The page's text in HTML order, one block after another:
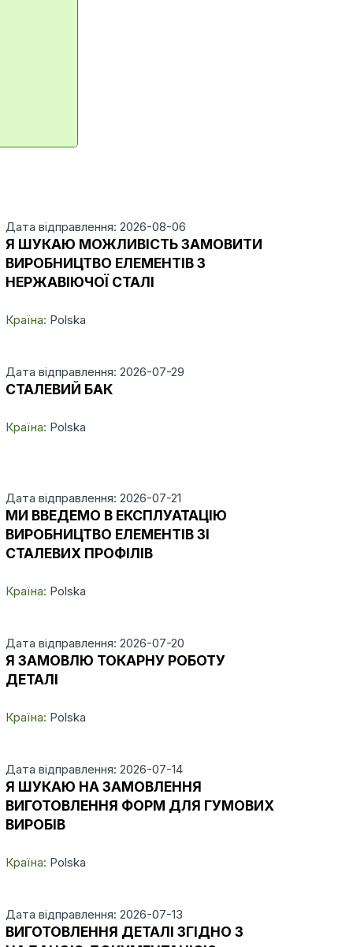
Дата відправлення: 2026-08-06
Я ШУКАЮ МОЖЛИВІСТЬ ЗАМОВИТИ
ВИРОБНИЦТВО ЕЛЕМЕНТІВ З
НЕРЖАВІЮЧОЇ СТАЛІ
Країна: Polska
Дата відправлення: 2026-07-29
СТАЛЕВИЙ БАК
Країна: Polska
Дата відправлення: 2026-07-21
МИ ВВЕДЕМО В ЕКСПЛУАТАЦІЮ
ВИРОБНИЦТВО ЕЛЕМЕНТІВ ЗІ
СТАЛЕВИХ ПРОФІЛІВ
Країна: Polska
Дата відправлення: 2026-07-20
Я ЗАМОВЛЮ ТОКАРНУ РОБОТУ
ДЕТАЛІ
Країна: Polska
Дата відправлення: 2026-07-14
Я ШУКАЮ НА ЗАМОВЛЕННЯ
ВИГОТОВЛЕННЯ ФОРМ ДЛЯ ГУМОВИХ
ВИРОБІВ
Країна: Polska
Дата відправлення: 2026-07-13
ВИГОТОВЛЕННЯ ДЕТАЛІ ЗГІДНО З